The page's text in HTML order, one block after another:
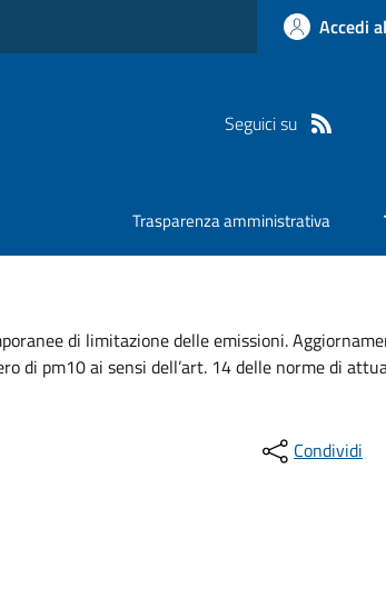
Accedi
Seguici su
Trasparenza amministrativa
di limitazione delle emissioni.
di pm10 ai sensi dell’art. 14 delle norme di
Condividi